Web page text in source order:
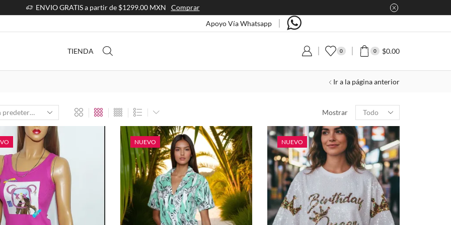
ENVIO GRATIS a partir de $1299.00 MXN
Comprar
Apoyo Vía Whatsapp
TIENDA 0 0 $0.00
Ir a la página anterior
Mostrar
Products
per
page
NUEVO NUEVO